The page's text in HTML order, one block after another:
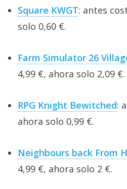
Square KWGT: antes
solo 0,60 €.
Farm Simulator 26
4,99 €, ahora solo 2,09 €.
RPG Knight Bewitched:
ahora solo 0,99 €.
Neighbours back From
4,99 €, ahora solo 2 €.